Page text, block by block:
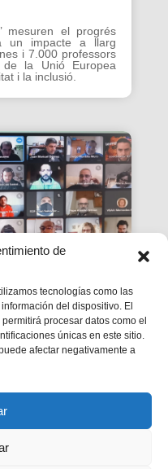
de
tecnologías como las
del dispositivo. El
procesar datos como el
únicas en este sitio.
afectar negativamente a
mesuren el progrés
un impacte a llarg
i 7.000 professors
de la Unió Europea
i la inclusió.
2022
de